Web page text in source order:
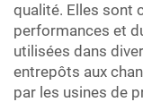
qualité. Elles sont
performances et
utilisées dans
entrepôts aux
par les usines de